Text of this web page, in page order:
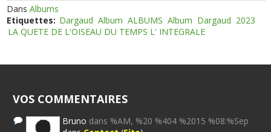
DansAlbums
Etiquettes: Dargaud Album ALBUMS Album Dargaud 2023
LA QUETE DE L'OISEAU DU TEMPS L' INTEGRALE
VOS COMMENTAIRES
Bruno dans %AM, %20 %404 %2015 %08:%Sep